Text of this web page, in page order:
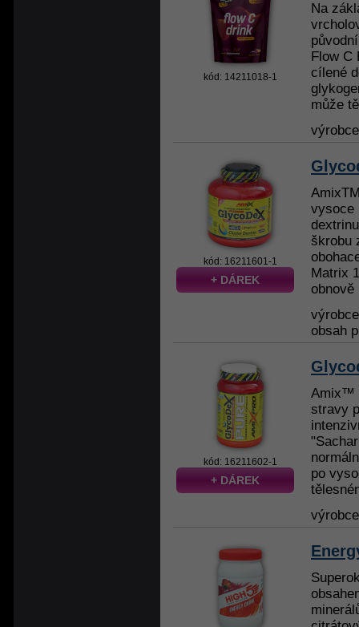
kód: 14211018-1
Na
Flow C
cílené
může
kód: 16211601-1
+ DÁREK
vysoce
škrobu
Matrix
obsah
kód: 16211602-1
+ DÁREK
Amix™
stravy
po